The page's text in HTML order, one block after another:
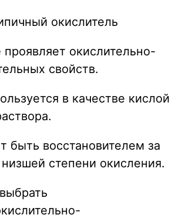
окислитель
проявляет окислительно-
свойств.
в качестве кислой
быть восстановителем за
степени окисления.